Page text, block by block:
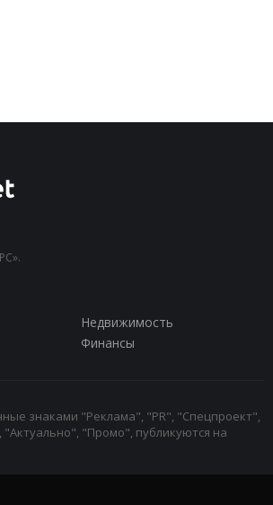
Недвижимость
Финансы
знаками "Реклама", "PR", "Спецпроект",
"Промо", публикуются на